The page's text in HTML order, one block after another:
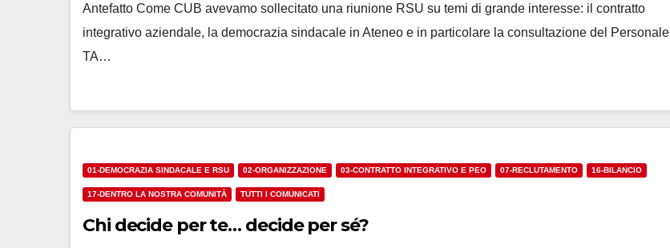
Antefatto Come CUB avevamo sollecitato una riunione RSU su temi di grande interesse: il contratto
integrativo aziendale, la democrazia sindacale in Ateneo e in particolare la consultazione del Personale
TA…
01-DEMOCRAZIA SINDACALE E RSU 02-ORGANIZZAZIONE 03-CONTRATTO INTEGRATIVO E PEO 07-RECLUTAMENTO 16-BILANCIO
17-DENTRO LA NOSTRA COMUNITÀ TUTTI I COMUNICATI
Chi decide per te… decide per sé?